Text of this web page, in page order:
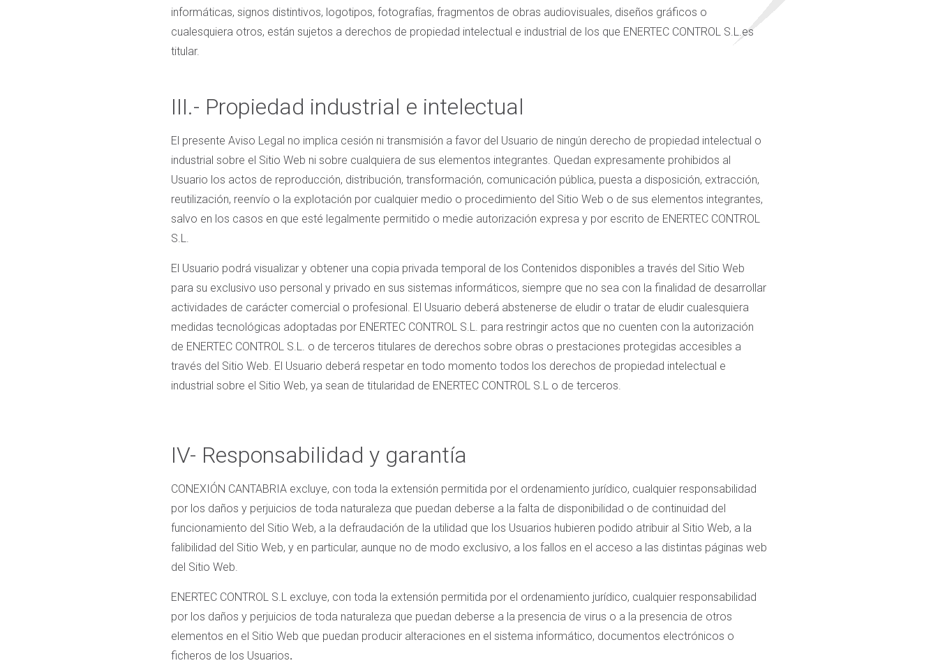
informáticas, signos distintivos, logotipos, fotografías, fragmentos de obras audiovisuales, diseños gráficos o
cualesquiera otros, están sujetos a derechos de propiedad intelectual e industrial de los que ENERTEC CONTROL S.L.es
titular.
III.- Propiedad industrial e intelectual
El presente Aviso Legal no implica cesión ni transmisión a favor del Usuario de ningún derecho de propiedad intelectual o
industrial sobre el Sitio Web ni sobre cualquiera de sus elementos integrantes. Quedan expresamente prohibidos al
Usuario los actos de reproducción, distribución, transformación, comunicación pública, puesta a disposición, extracción,
reutilización, reenvío o la explotación por cualquier medio o procedimiento del Sitio Web o de sus elementos integrantes,
salvo en los casos en que esté legalmente permitido o medie autorización expresa y por escrito de ENERTEC CONTROL
S.L.
El Usuario podrá visualizar y obtener una copia privada temporal de los Contenidos disponibles a través del Sitio Web
para su exclusivo uso personal y privado en sus sistemas informáticos, siempre que no sea con la finalidad de desarrollar
actividades de carácter comercial o profesional. El Usuario deberá abstenerse de eludir o tratar de eludir cualesquiera
medidas tecnológicas adoptadas por ENERTEC CONTROL S.L. para restringir actos que no cuenten con la autorización
de ENERTEC CONTROL S.L. o de terceros titulares de derechos sobre obras o prestaciones protegidas accesibles a
través del Sitio Web. El Usuario deberá respetar en todo momento todos los derechos de propiedad intelectual e
industrial sobre el Sitio Web, ya sean de titularidad de ENERTEC CONTROL S.L o de terceros.
IV- Responsabilidad y garantía
CONEXIÓN CANTABRIA excluye, con toda la extensión permitida por el ordenamiento jurídico, cualquier responsabilidad
por los daños y perjuicios de toda naturaleza que puedan deberse a la falta de disponibilidad o de continuidad del
funcionamiento del Sitio Web, a la defraudación de la utilidad que los Usuarios hubieren podido atribuir al Sitio Web, a la
falibilidad del Sitio Web, y en particular, aunque no de modo exclusivo, a los fallos en el acceso a las distintas páginas web
del Sitio Web.
ENERTEC CONTROL S.L excluye, con toda la extensión permitida por el ordenamiento jurídico, cualquier responsabilidad
por los daños y perjuicios de toda naturaleza que puedan deberse a la presencia de virus o a la presencia de otros
elementos en el Sitio Web que puedan producir alteraciones en el sistema informático, documentos electrónicos o
ficheros de los Usuarios.